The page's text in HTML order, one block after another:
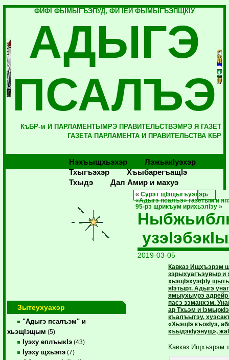
ФИФI ФЫМЫГЪЭПУД, ФИ IЕЙ ФЫМЫГЪЭПЩКIУ
АДЫГЭ
ПСАЛЪЭ
КъБР-м И ПАРЛАМЕНТЫМРЭ ПРАВИТЕЛЬСТВЭМРЭ Я ГАЗЕТ
ГАЗЕТА ПАРЛАМЕНТА И ПРАВИТЕЛЬСТВА КБР
Нэхъыщхьэхэр
Лэжьакlуэхэр
Тхыгъэхэр
Хъыбарегъащlэ
Тхыдэ
Дал Амир и махуэ
Зытеухуахэр
"Адыгэ псалъэм" и
хьэщIэщым (5)
Iуэху еплъыкIэ (43)
Iуэху щхьэпэ (7)
«Сурэт щIэщыгъуэхэр
«Адыгэ псалъэ» газетым и
95-рэ щрикъум ирихьэлIэу »
2019-03-05
Кавказ Ищхъэрэм
зэрыхуагъэувыр и
хьэщIэхуэфIу
яIэтырт. Адыгэ
ямыухыурэ
пасэ зэманхэм.
ар Тхьэм и
къалъытэу,
«ХьэщIэ къокIуэ,
къыдэкIуэнущ»,
Кавказ Ищхъэрэм